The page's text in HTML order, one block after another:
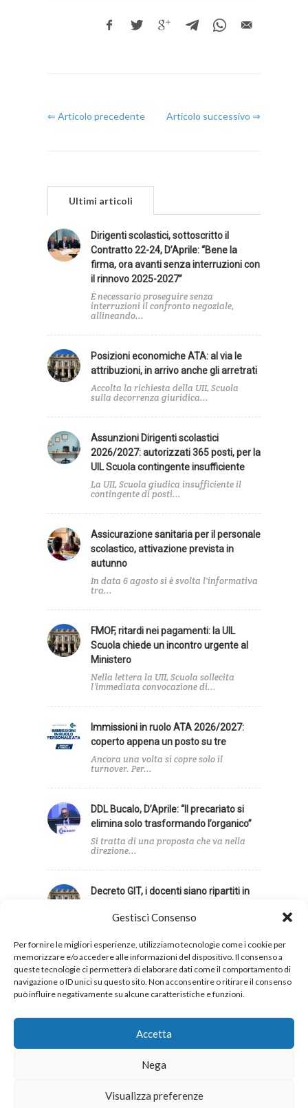
Gestisci Consenso
Per fornire le migliori esperienze, utilizziamo tecnologie come i cookie per
memorizzare e/o accedere alle informazioni del dispositivo. Il consenso a
queste tecnologie ci permetterà di elaborare dati come il comportamento di
navigazione o ID unici su questo sito. Non acconsentire o ritirare il consenso
può influire negativamente su alcune caratteristiche e funzioni.
Accetta
Nega
Visualizza preferenze
⇐ Articolo precedente Articolo successivo ⇒
Ultimi articoli
Dirigenti scolastici, sottoscritto il
Contratto 22-24, D’Aprile: “Bene la
firma, ora avanti senza interruzioni con
il rinnovo 2025-2027”
È necessario proseguire senza
interruzioni il confronto negoziale,
allineando...
Posizioni economiche ATA: al via le
attribuzioni, in arrivo anche gli arretrati
Accolta la richiesta della UIL Scuola
sulla decorrenza giuridica...
Assunzioni Dirigenti scolastici
2026/2027: autorizzati 365 posti, per la
UIL Scuola contingente insufficiente
La UIL Scuola giudica insufficiente il
contingente di posti...
Assicurazione sanitaria per il personale
scolastico, attivazione prevista in
autunno
In data 6 agosto si è svolta l'informativa
tra...
FMOF, ritardi nei pagamenti: la UIL
Scuola chiede un incontro urgente al
Ministero
Nella lettera la UIL Scuola sollecita
l’immediata convocazione di...
Immissioni in ruolo ATA 2026/2027:
coperto appena un posto su tre
Ancora una volta si copre solo il
turnover. Per...
DDL Bucalo, D’Aprile: “Il precariato si
elimina solo trasformando l’organico”
Si tratta di una proposta che va nella
direzione...
Decreto GIT, i docenti siano ripartiti in
Infine, la UIL Scuola ha sollecitato una
Cookies